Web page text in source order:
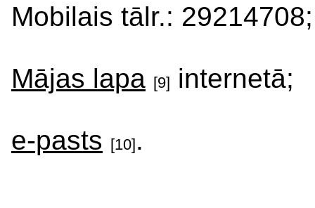
Mobilais tālr.:
Mājas lapa [9] internetā;
e-pasts [10].